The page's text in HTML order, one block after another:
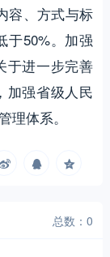
容、方式与标
于50%。加强
于进一步完善
加强省级人民
理体系。
总数：0